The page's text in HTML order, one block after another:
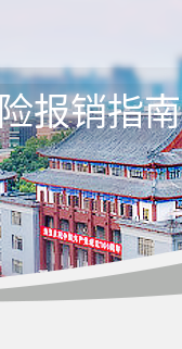
报销指南